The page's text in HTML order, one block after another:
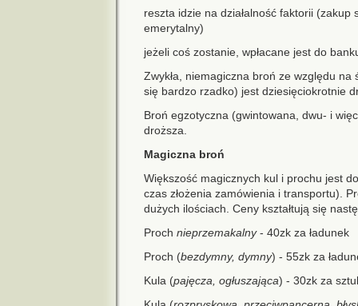
reszta idzie na działalność faktorii (zakup
emerytalny)
jeżeli coś zostanie, wpłacane jest do
Zwykła, niemagiczna broń ze względu
się bardzo rzadko) jest dziesięciokrotnie
Broń egzotyczna (gwintowana, dwu- i
droższa.
Magiczna broń
Większość magicznych kul i prochu jest
czas złożenia zamówienia i transportu).
dużych ilościach. Ceny kształtują się
Proch nieprzemakalny- 40zk za ładunek
Proch (bezdymny, dymny) - 55zk za
Kula (pajęcza, ogłuszająca) - 30zk za